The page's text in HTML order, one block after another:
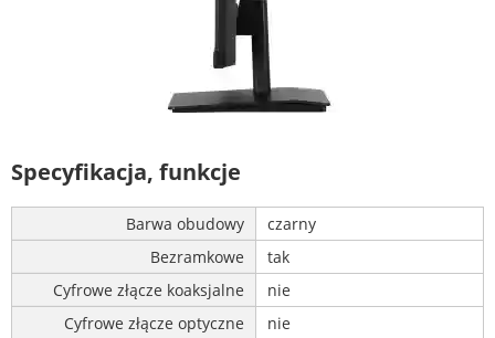
Specyfikacja, funkcje
Barwa obudowy
czarny
Bezramkowe
tak
Cyfrowe złącze koaksjalne
nie
Cyfrowe złącze optyczne
nie